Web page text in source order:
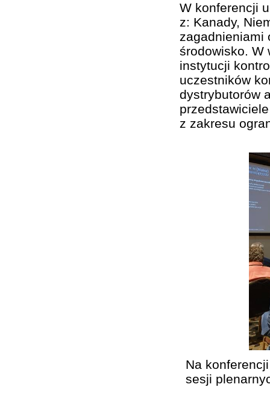
W konferencji
z: Kanady,
zagadnieniami
środowisko. W
instytucji
uczestników
dystrybutorów
z zakresu
Na
sesji